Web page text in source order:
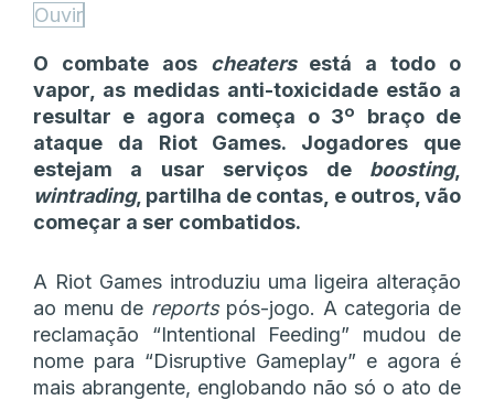
Ouvir
O combate aos cheatersestá a todo o
vapor, as medidas anti-toxicidade estão a
resultar e agora começa o 3º braço de
ataque da Riot Games. Jogadores que
estejam a usar serviços de boosting,
wintrading, partilha de contas, e outros, vão
começar a ser combatidos.
A Riot Games introduziu uma ligeira alteração
ao menu de reportspós-jogo. A categoria de
reclamação “Intentional Feeding” mudou de
nome para “Disruptive Gameplay” e agora é
mais abrangente, englobando não só o ato de